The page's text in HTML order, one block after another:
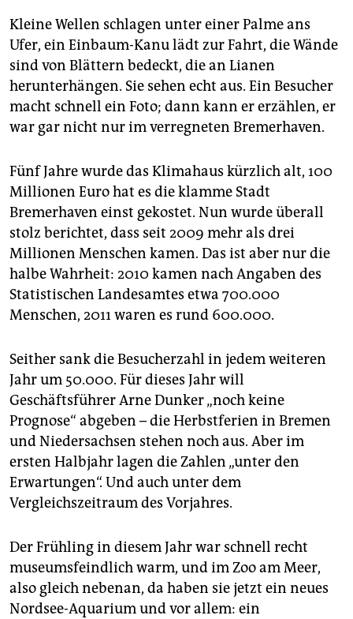
Kleine Wellen schlagen unter einer Palme ans
Ufer, ein Einbaum-Kanu lädt zur Fahrt, die Wände
sind von Blättern bedeckt, die an Lianen
herunterhängen. Sie sehen echt aus. Ein Besucher
macht schnell ein Foto; dann kann er erzählen, er
war gar nicht nur im verregneten Bremerhaven.
Fünf Jahre wurde das Klimahaus kürzlich alt, 100
Millionen Euro hat es die klamme Stadt
Bremerhaven einst gekostet. Nun wurde überall
stolz berichtet, dass seit 2009 mehr als drei
Millionen Menschen kamen. Das ist aber nur die
halbe Wahrheit: 2010 kamen nach Angaben des
Statistischen Landesamtes etwa 700.000
Menschen, 2011 waren es rund 600.000.
Seither sank die Besucherzahl in jedem weiteren
Jahr um 50.000. Für dieses Jahr will
Geschäftsführer Arne Dunker „noch keine
Prognose“ abgeben – die Herbstferien in Bremen
und Niedersachsen stehen noch aus. Aber im
ersten Halbjahr lagen die Zahlen „unter den
Erwartungen“. Und auch unter dem
Vergleichszeitraum des Vorjahres.
Der Frühling in diesem Jahr war schnell recht
museumsfeindlich warm, und im Zoo am Meer,
also gleich nebenan, da haben sie jetzt ein neues
Nordsee-Aquarium und vor allem: ein